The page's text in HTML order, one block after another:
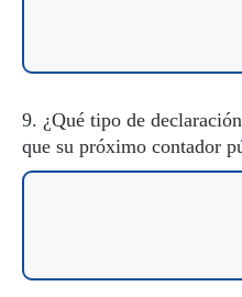
9. ¿Qué tipo de
que su próximo contador